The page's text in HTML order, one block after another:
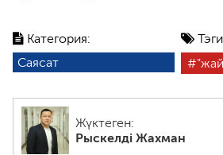
Категория:
Саясат
Жүктеген:
Рыскелді Жахман